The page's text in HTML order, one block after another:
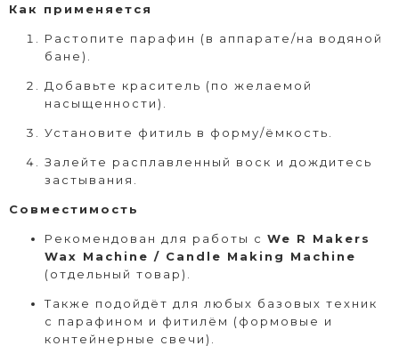
Как применяется
Растопите парафин (в аппарате/на водяной
бане).
Добавьте краситель (по желаемой
насыщенности).
Установите фитиль в форму/ёмкость.
Залейте расплавленный воск и дождитесь
застывания.
Совместимость
Рекомендован для работы с We R Makers
Wax Machine / Candle Making Machine
(отдельный товар).
Также подойдёт для любых базовых техник
с парафином и фитилём (формовые и
контейнерные свечи).